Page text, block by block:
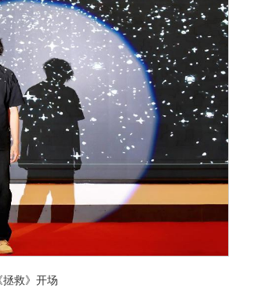
拯救》开场